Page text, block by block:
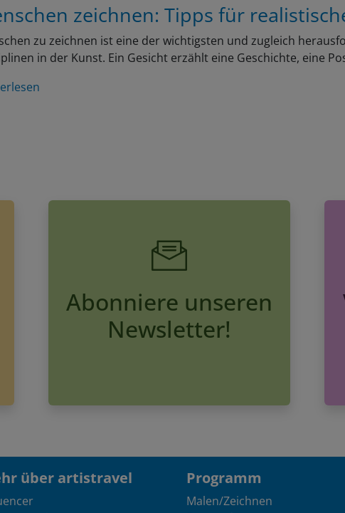
zeichnen: Tipps für
zu zeichnen ist eine der wichtigsten und zugleich
in der Kunst. Ein Gesicht erzählt eine Geschichte, eine
Abonniere unseren
Newsletter!
über artistravel Programm
Malen/Zeichnen